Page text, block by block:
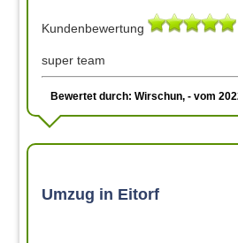
Kundenbewertung
super team
Bewertet durch: Wirschun, - vom
Umzug in Eitorf